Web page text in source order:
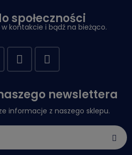
społeczności
kontakcie i bądź na bieżąco.
newslettera
informacje z naszego sklepu.